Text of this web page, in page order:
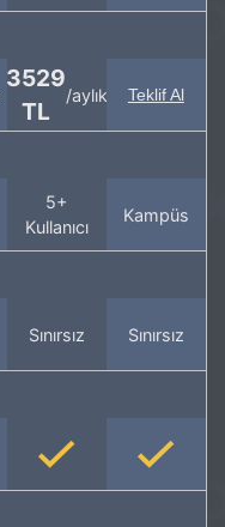
3529
TL
/aylık Teklif Al
5+
Kullanıcı
Kampüs
Sınırsız Sınırsız